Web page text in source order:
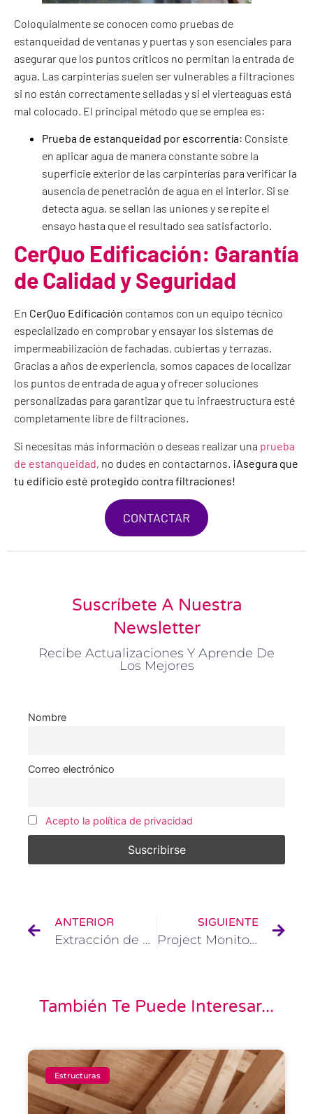
Coloquialmente se conocen como pruebas de
estanqueidad de ventanas y puertas y son esenciales para
asegurar que los puntos críticos no permitan la entrada de
agua. Las carpinterías suelen ser vulnerables a filtraciones
si no están correctamente selladas y si el vierteaguas está
mal colocado. El principal método que se emplea es:
Prueba de estanqueidad por escorrentía: Consiste
en aplicar agua de manera constante sobre la
superficie exterior de las carpinterías para verificar la
ausencia de penetración de agua en el interior. Si se
detecta agua, se sellan las uniones y se repite el
ensayo hasta que el resultado sea satisfactorio.
CerQuo Edificación: Garantía
de Calidad y Seguridad
En CerQuo Edificación contamos con un equipo técnico
especializado en comprobar y ensayar los sistemas de
impermeabilización de fachadas, cubiertas y terrazas.
Gracias a años de experiencia, somos capaces de localizar
los puntos de entrada de agua y ofrecer soluciones
personalizadas para garantizar que tu infraestructura esté
completamente libre de filtraciones.
Si necesitas más información o deseas realizar una prueba
de estanqueidad, no dudes en contactarnos. ¡Asegura que
tu edificio esté protegido contra filtraciones!
CONTACTAR
Suscríbete A Nuestra
Newsletter
Recibe Actualizaciones Y Aprende De
Los Mejores
Nombre
Correo electrónico
Acepto la política de privacidad
ANTERIOR
Extracción de Testigos de Hormigón: Clave para evaluar la Calidad Estructural
SIGUIENTE
Project Monitoring de obra para préstamos bancarios: garantía de control y confianza
También Te Puede Interesar...
Estructuras